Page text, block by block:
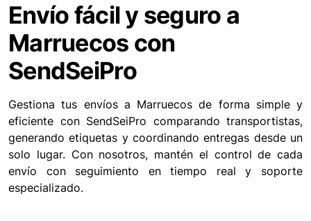
Envío fácil y seguro a
Marruecos con
SendSeiPro
Gestiona tus envíos a Marruecos de forma simple y
eficiente con SendSeiPro comparando transportistas,
generando etiquetas y coordinando entregas desde un
solo lugar. Con nosotros, mantén el control de cada
envío con seguimiento en tiempo real y soporte
especializado.